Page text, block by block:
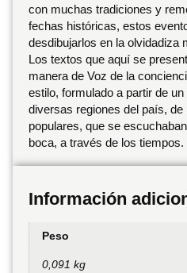
con muchas tradiciones y
fechas históricas, estos
desdibujarlos en la olvidadiza
Los textos que aquí se
manera de Voz de la
estilo, formulado a partir de
diversas regiones del país,
populares, que se
boca, a través de los tiempos.
Información
Peso
0,091 kg